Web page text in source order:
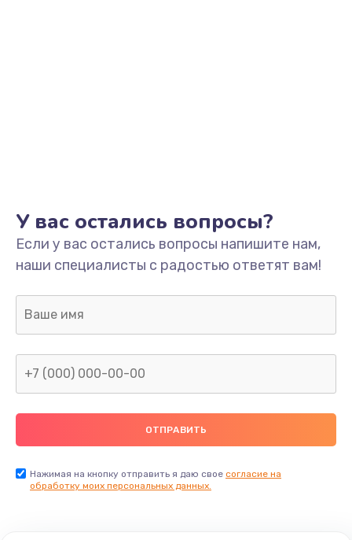
Замена/Pемонт карбюратора
1300 руб.
Заказать
Ремонт капиллярной трубки
400 руб.
Заказать
У вас остались вопросы?
Если у вас остались вопросы напишите нам,
наши специалисты с радостью ответят вам!
Нажимая на кнопку отправить я даю свое согласие на
обработку моих персональных данных.